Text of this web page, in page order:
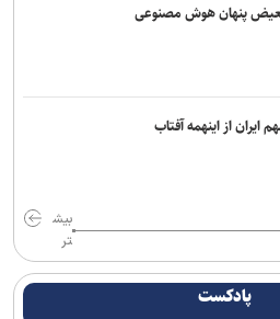
و نگرانی بنده معیشت مردم است/
ناکام ماندن دشمنان
اصلی شهر تا اعلام نظر رهبری
کرد/ با پشتیبانی رهبری تمام تلاش بر
ایران، تنها از مسیر دیپلماسی ممکن
پنهان هوش مصنوعی
ایران از اینهمه آفتاب
بیش
تر
پادکست